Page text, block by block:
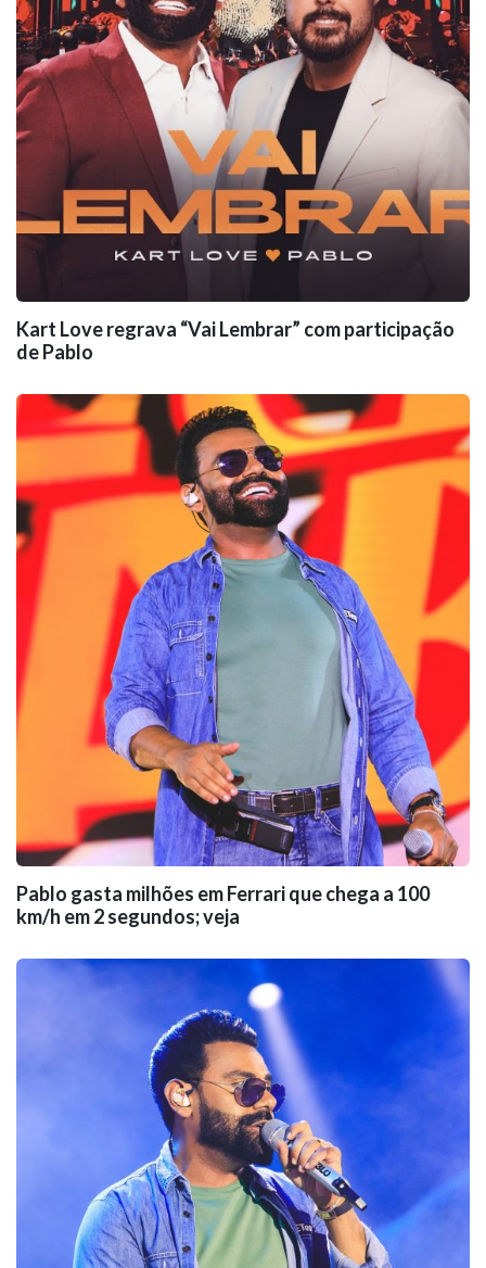
Kart Love regrava “Vai Lembrar” com participação
de Pablo
Pablo gasta milhões em Ferrari que chega a 100
km/h em 2 segundos; veja